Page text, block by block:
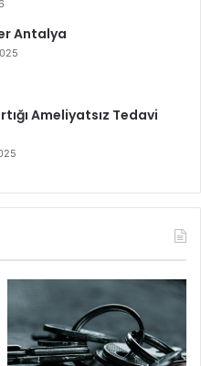
Antalya
Ameliyatsız Tedavi